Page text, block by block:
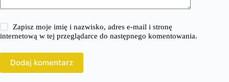
Zapisz moje imię i nazwisko, adres e-mail i stronę
internetową w tej przeglądarce do następnego komentowania.
Dodaj komentarz